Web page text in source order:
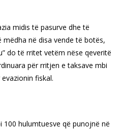
midis të pasurve dhe të
në disa vende të botës,
do të rritet vetëm nëse qeveritë
për rritjen e taksave mbi
fiskal.
100 hulumtuesve që punojnë në